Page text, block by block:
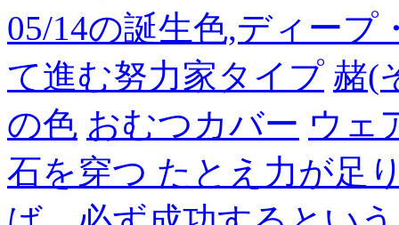
05/14の誕生色,ディー
て進む努力家タイプ 赭(
の色 おむつカバー ウェ
石を穿つ たとえ力が足